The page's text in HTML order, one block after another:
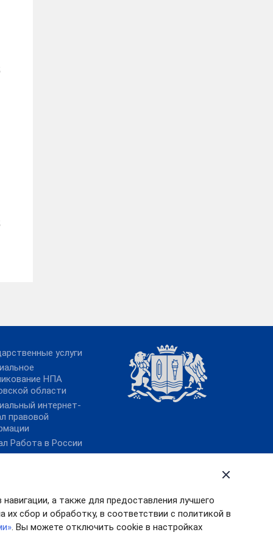
а также для предоставления лучшего
их сбор и обработку, в соответствии с политикой в
. Вы можете отключить cookie в настройках
услуги
НПА
области
интернет-
правовой
Работа в России